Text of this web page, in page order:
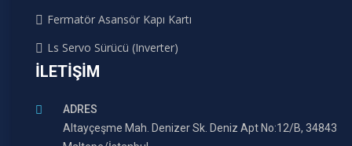
Fermatör Asansör Kapı Kartı
Ls Servo Sürücü (Inverter)
İLETIŞIM
ADRES
Altayçeşme Mah. Denizer Sk. Deniz Apt No:12/B, 34843